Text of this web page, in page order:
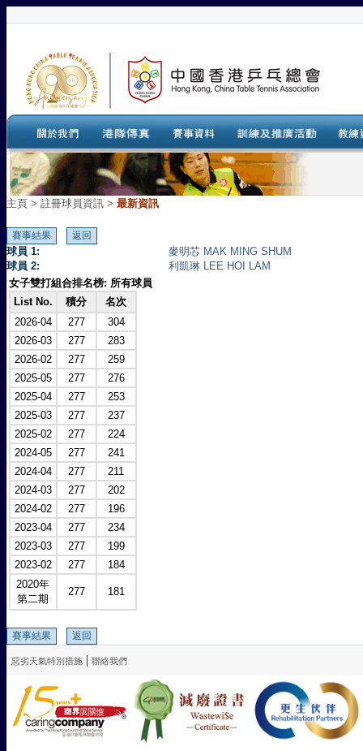
主頁 > 註冊球員資訊 > 最新資訊
球員 1:
麥明芯 MAK MING SHUM
球員 2:
利凱琳 LEE HOI LAM
女子雙打組合排名榜: 所有球員
List No.
積分
名次
2026-04
277
304
2026-03
277
283
2026-02
277
259
2025-05
277
276
2025-04
277
253
2025-03
277
237
2025-02
277
224
2024-05
277
241
2024-04
277
211
2024-03
277
202
2024-02
277
196
2023-04
277
234
2023-03
277
199
2023-02
277
184
2020年
第二期
277 181